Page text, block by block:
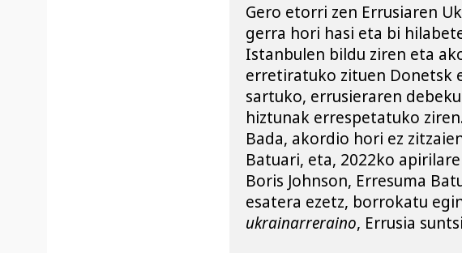
Gero etorri zen Errusiaren
gerra hori hasi eta bi
Istanbulen bildu ziren eta
erretiratuko zituen Donetsk
sartuko, errusieraren
hiztunak errespetatuko
Bada, akordio hori ez
Batuari, eta, 2022ko
Boris Johnson, Erresuma
esatera ezetz, borrokatu
ukrainarreraino, Errusia